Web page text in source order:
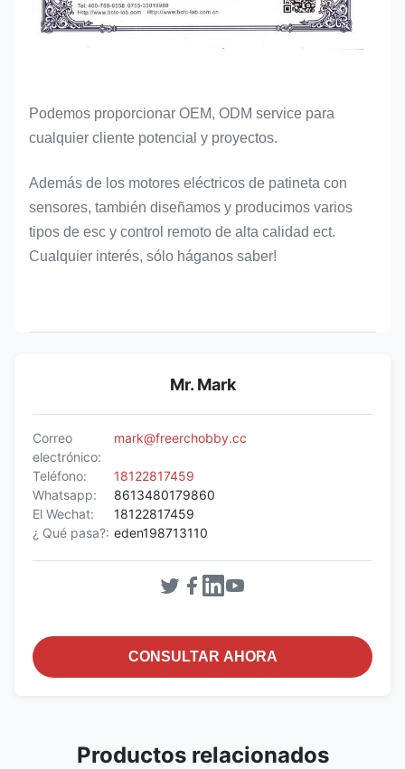
Podemos proporcionar OEM, ODM service para
cualquier cliente potencial y proyectos.
Además de los motores eléctricos de patineta con
sensores, también diseñamos y producimos varios
tipos de esc y control remoto de alta calidad ect.
Cualquier interés, sólo háganos saber!
Mr. Mark
Correo
electrónico:
mark@freerchobby.cc
Teléfono:
18122817459
Whatsapp:
8613480179860
El Wechat:
18122817459
¿ Qué pasa?: eden198713110
CONSULTAR AHORA
Productos relacionados